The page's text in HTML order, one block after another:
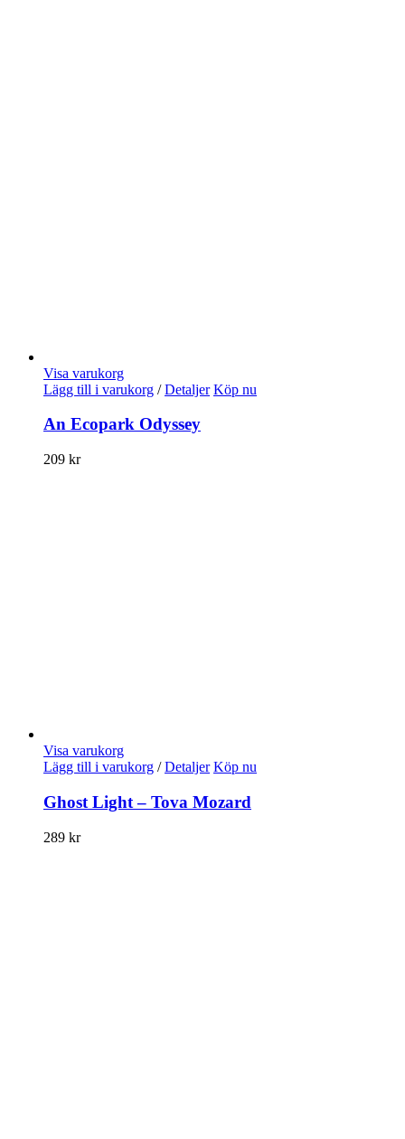
Visa varukorg
Lägg till i varukorg / Detaljer Köp nu
An Ecopark Odyssey
209 kr
Visa varukorg
Lägg till i varukorg / Detaljer Köp nu
Ghost Light – Tova Mozard
289 kr